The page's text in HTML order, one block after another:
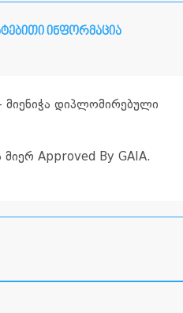
ინფორმაცია
მიენიჭა დიპლომირებული
Approved By GAIA.